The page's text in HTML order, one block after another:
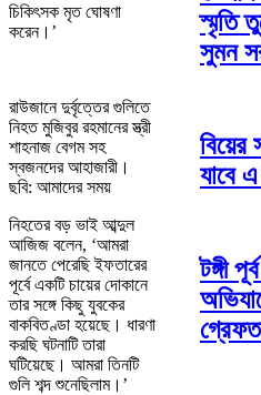
চিকিৎসক মৃত ঘোষণা
করেন।’
রাউজানে দুর্বৃত্তের গুলিতে
নিহত মুজিবুর রহমানের স্ত্রী
শাহনাজ বেগম সহ
স্বজনদের আহাজারী।
ছবি: আমাদের সময়
নিহতের বড় ভাই আব্দুল
আজিজ বলেন, ‘আমরা
জানতে পেরেছি ইফতারের
পূর্বে একটি চায়ের দোকানে
তার সঙ্গে কিছু যুবকের
বাকবিতণ্ডা হয়েছে। ধারণা
করছি ঘটনাটি তারা
ঘটিয়েছে। আমরা তিনটি
গুলি শব্দ শুনেছিলাম।’
স্মৃতি
সুমন
বিয়ের
যাবে
টঙ্গী